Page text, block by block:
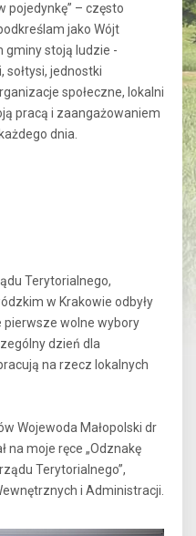
pojedynkę” – często
jako Wójt
gminy stoją ludzie -
jednostki
społeczne, lokalni
pracą i zaangażowaniem
dnia.
Terytorialnego,
w Krakowie odbyły
pierwsze wolne wybory
dzień dla
na rzecz lokalnych
Wojewoda Małopolski dr
na moje ręce „Odznakę
Terytorialnego”,
i Administracji.